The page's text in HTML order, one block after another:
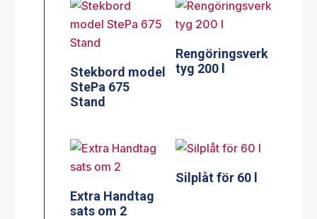
Stekbord model
StePa 675
Stand
Rengöringsverk
tyg 200 l
Extra Handtag
sats om 2
Silplåt för 60 l